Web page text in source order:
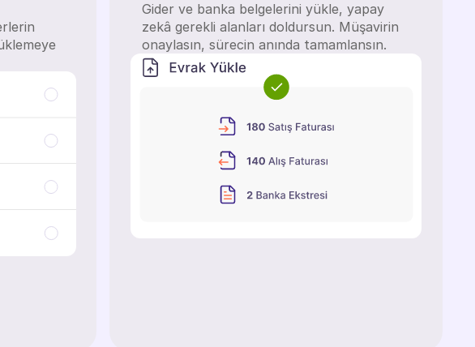
Gider ve banka belgelerini yükle, yapay
zekâ gerekli alanları doldursun. Müşavirin
onaylasın, sürecin anında tamamlan­sın.